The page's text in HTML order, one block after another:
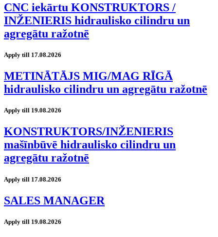
CNC iekārtu KONSTRUKTORS /
INŽENIERIS hidraulisko cilindru un
agregātu ražotnē
Apply till 17.08.2026
METINĀTĀJS MIG/MAG RĪGĀ
hidraulisko cilindru un agregātu ražotnē
Apply till 19.08.2026
KONSTRUKTORS/INŽENIERIS
mašīnbūvē hidraulisko cilindru un
agregātu ražotnē
Apply till 17.08.2026
SALES MANAGER
Apply till 19.08.2026